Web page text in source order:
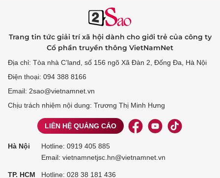
Trang tin tức giải trí xã hội dành cho giới trẻ của công ty
Cổ phần truyền thông VietNamNet
Địa chỉ: Tòa nhà C’land, số 156 ngõ Xã Đàn 2, Đống Đa, Hà Nội
Điện thoại: 094 388 8166
Email: 2sao@vietnamnet.vn
Chịu trách nhiệm nội dung: Trương Thị Minh Hưng
LIÊN HỆ QUẢNG CÁO
Hà Nội Hotline: 0919 405 885
Email: vietnamnetjsc.hn@vietnamnet.vn
TP. HCM Hotline: 028 38 181 436